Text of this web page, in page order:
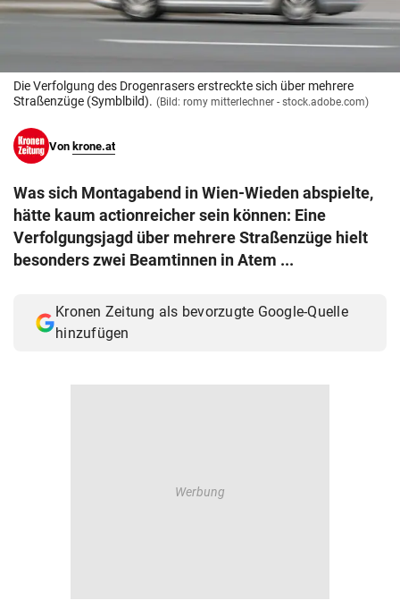
© Krone Multimedia GmbH & Co KG 2026
Muthgasse 2, 1190 Wien
Die Verfolgung des Drogenrasers erstreckte sich über mehrere
Straßenzüge (Symblbild). (Bild: romy mitterlechner - stock.adobe.com)
Von krone.at
Was sich Montagabend in Wien-Wieden abspielte,
hätte kaum actionreicher sein können: Eine
Verfolgungsjagd über mehrere Straßenzüge hielt
besonders zwei Beamtinnen in Atem ...
Kronen Zeitung als bevorzugte Google-Quelle
hinzufügen